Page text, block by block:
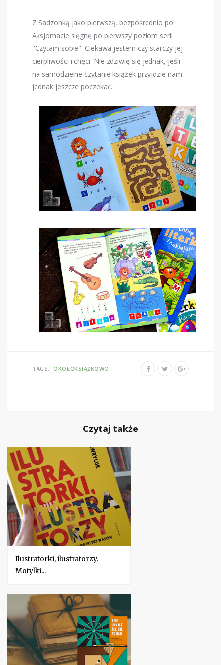
Z Sadzonką jako pierwszą, bezpośrednio po
Aksjomacie sięgnę po pierwszy poziom serii
"Czytam sobie". Ciekawa jestem czy starczy jej
cierpliwości i chęci. Nie zdziwię się jednak, jeśli
na samodzielne czytanie książek przyjdzie nam
jednak jeszcze poczekać.
TAGS: OKOŁOKSIĄŻKOWO
Czytaj także
Ilustratorki, ilustratorzy.
Motylki...